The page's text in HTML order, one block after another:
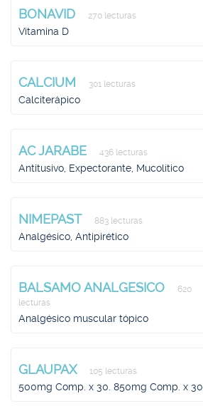
BONAVID 270 lecturas
Vitamina D
CALCIUM 301 lecturas
Calciterápico
AC JARABE 436 lecturas
Antitusivo, Expectorante, Mucolítico
NIMEPAST 883 lecturas
Analgésico, Antipirético
BALSAMO ANALGESICO
620
lecturas
Analgésico muscular tópico
GLAUPAX 105 lecturas
500mg Comp. x 30. 850mg Comp. x 30.